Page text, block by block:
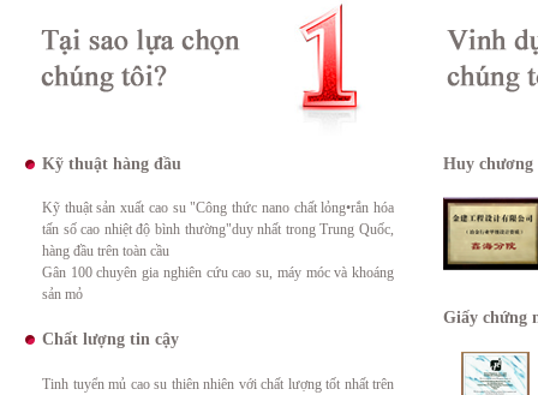
Tại sao lựa chọn chúng tôi?
Kỹ thuật hàng đầu
Kỹ thuật sản xuất cao su "Công thức nano chất lỏng•rắn hóa
tấn số cao nhiệt độ bình thường"duy nhất trong Trung Quốc,
hàng đầu trên toàn cầu
Gân 100 chuyên gia nghiên cứu cao su, máy móc và khoáng
sản mỏ
Chất lượng tin cậy
Tinh tuyển mủ cao su thiên nhiên với chất lượng tốt nhất trên
Vinh dự
Huy chương
Giấy chứng